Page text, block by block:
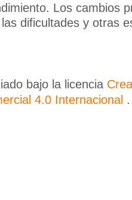
Los cambios
dificultades y otras
bajo la licencia
4.0 Internacional .